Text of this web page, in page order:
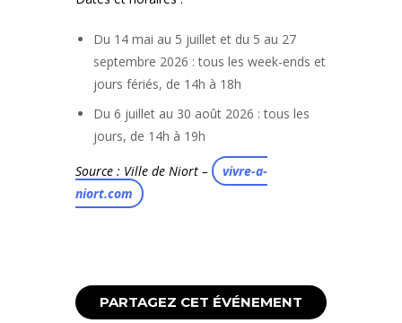
Du 14 mai au 5 juillet et du 5 au 27
septembre 2026 : tous les week-ends et
jours fériés, de 14h à 18h
Du 6 juillet au 30 août 2026 : tous les
jours, de 14h à 19h
Source : Ville de Niort –
vivre-a-
niort.com
PARTAGEZ CET ÉVÉNEMENT